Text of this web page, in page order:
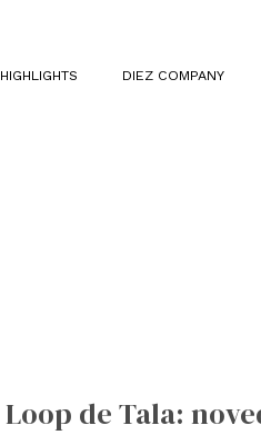
HIGHLIGHTS DIEZ COMPANY
Loop de Tala:
Tala: